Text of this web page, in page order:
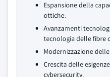
Espansione della
ottiche.
Avanzamenti
tecnologia delle fibre
Modernizzazione
Crescita delle
cybersecurity.